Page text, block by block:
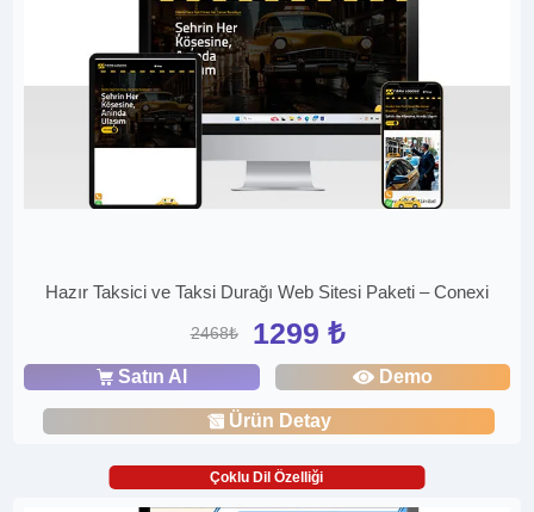
Hazır Taksici ve Taksi Durağı Web Sitesi Paketi – Conexi
2468₺ 1299 ₺
Satın Al Demo
Ürün Detay
Çoklu Dil Özelliği